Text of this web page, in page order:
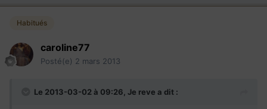
Habitués
caroline77
Posté(e) 2 mars 2013
Le 2013-03-02 à 09:26, Je reve a dit :